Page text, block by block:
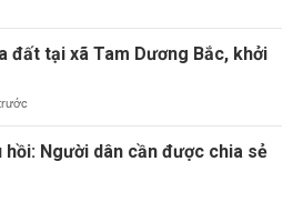
đất tại xã Tam Dương Bắc, khởi
Người dân cần được chia sẻ